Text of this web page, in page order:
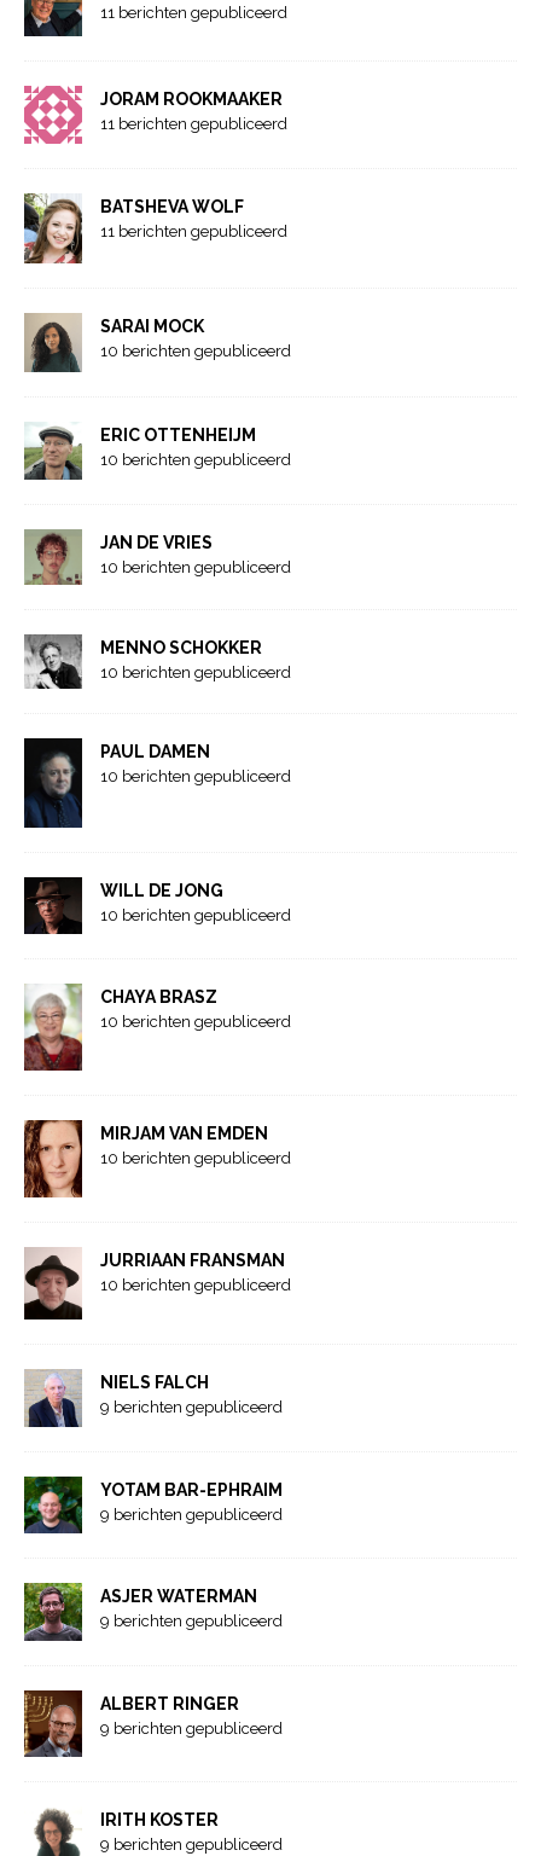
11 berichten gepubliceerd
JORAM ROOKMAAKER
11 berichten gepubliceerd
BATSHEVA WOLF
11 berichten gepubliceerd
SARAI MOCK
10 berichten gepubliceerd
ERIC OTTENHEIJM
10 berichten gepubliceerd
JAN DE VRIES
10 berichten gepubliceerd
MENNO SCHOKKER
10 berichten gepubliceerd
PAUL DAMEN
10 berichten gepubliceerd
WILL DE JONG
10 berichten gepubliceerd
CHAYA BRASZ
10 berichten gepubliceerd
MIRJAM VAN EMDEN
10 berichten gepubliceerd
JURRIAAN FRANSMAN
10 berichten gepubliceerd
NIELS FALCH
9 berichten gepubliceerd
YOTAM BAR-EPHRAIM
9 berichten gepubliceerd
ASJER WATERMAN
9 berichten gepubliceerd
ALBERT RINGER
9 berichten gepubliceerd
IRITH KOSTER
9 berichten gepubliceerd